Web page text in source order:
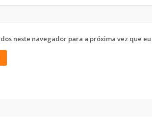
neste navegador para a próxima vez que